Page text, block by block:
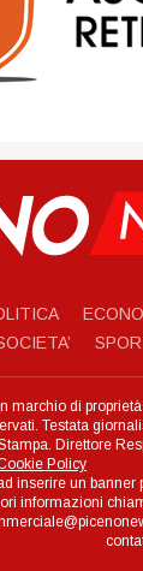
marchio di
Testata
Direttore
Policy
inserire un banner
informazioni